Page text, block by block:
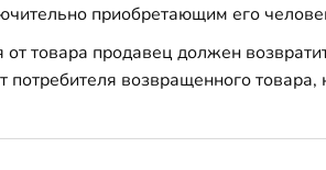
приобретающим его
от товара продавец должен
потребителя возвращенного